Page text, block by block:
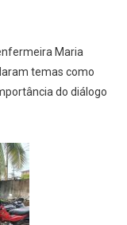
Maria
temas como
do diálogo